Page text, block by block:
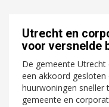
Utrecht en
voor versnelde
De gemeente
een akkoord
huurwoningen sneller
gemeente en